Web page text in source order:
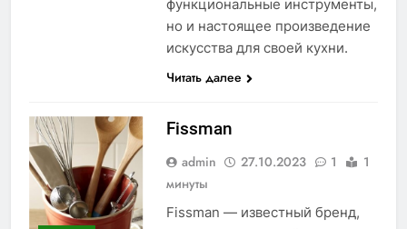
функциональные инструменты,
но и настоящее произведение
искусства для своей кухни.
Читать далее
Fissman
admin 27.10.2023 1
1
минуты
Fissman — известный бренд,